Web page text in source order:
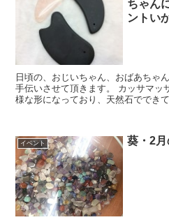
ちゃん
ントい
日頃の、おじいちゃん、おばあちゃ
手伝いさせて頂きます。 カッサマッサージプレートはこんな写真の
様な形になっており、天然石ででき
イベント 葵・2月